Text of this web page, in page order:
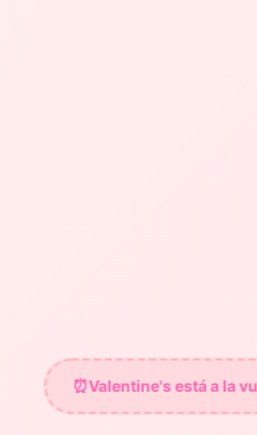
⏰Valentine's está a la